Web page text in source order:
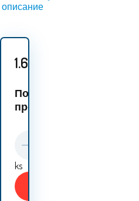
описание
1.60
Подобни
продукти:
ks